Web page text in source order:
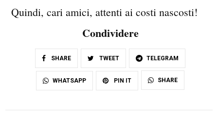
Quindi, cari amici, attenti ai costi nascosti!
Condividere
SHARE TWEET TELEGRAM
WHATSAPP PIN IT SHARE